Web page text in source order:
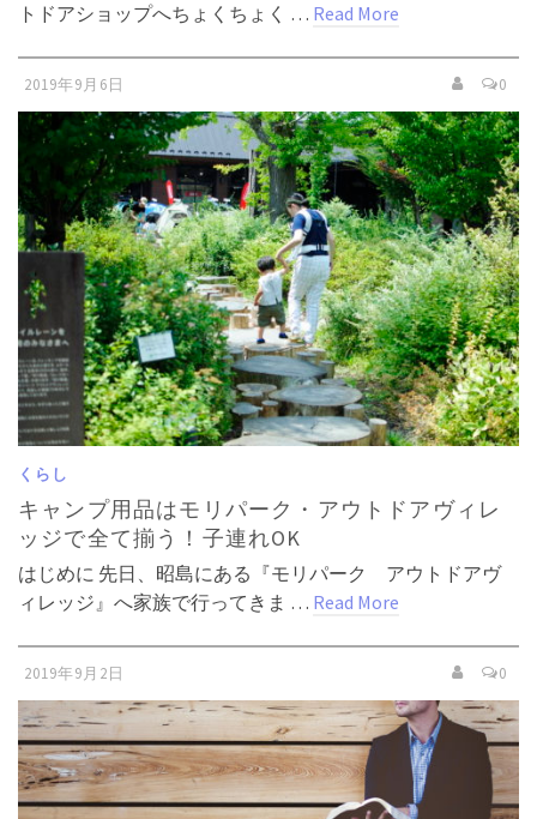
トドアショップへちょくちょく … Read More
2019年9月6日 0
くらし
キャンプ用品はモリパーク・アウトドアヴィレ
ッジで全て揃う！子連れOK
はじめに 先日、昭島にある『モリパーク アウトドアヴ
ィレッジ』へ家族で行ってきま … Read More
2019年9月2日 0